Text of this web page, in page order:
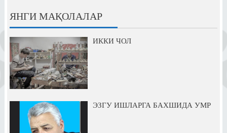
ЯНГИ МАҚОЛАЛАР
ИККИ ЧОЛ
ЭЗГУ ИШЛАРГА БАХШИДА УМР